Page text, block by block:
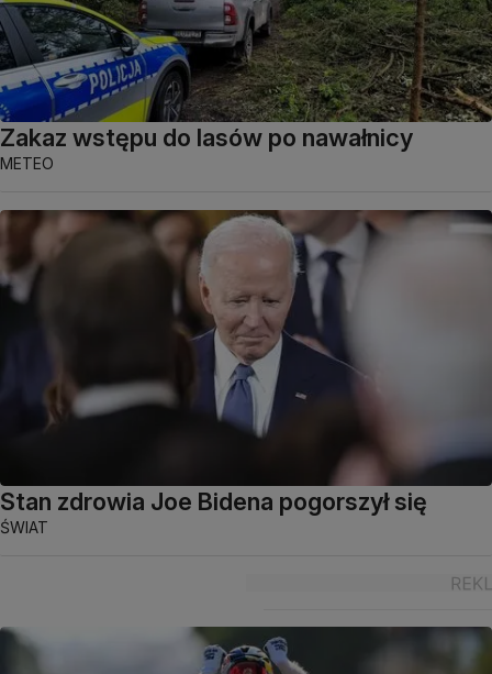
Zakaz wstępu do lasów po nawałnicy
METEO
Stan zdrowia Joe Bidena pogorszył się
ŚWIAT